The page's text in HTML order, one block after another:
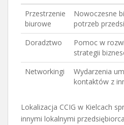
Przestrzenie
biurowe
Nowoczesne
potrzeb
Doradztwo
Pomoc w
strategii
Networkingi
Wydarzenia
kontaktów z
Lokalizacja CCIG w Kielcach
innymi lokalnymi